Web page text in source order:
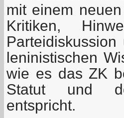
mit einem
Kritiken,
leninistischen
wie es das ZK
Statut und
entspricht.